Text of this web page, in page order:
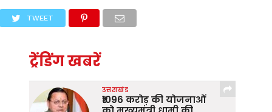
TWEET
ट्रेंडिंग खबरें
उत्तराखंड
₹1096 करोड़ की योजनाओं